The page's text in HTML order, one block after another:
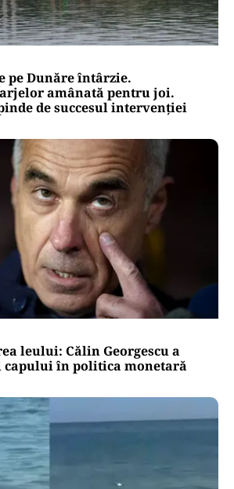
pe Dunăre întârzie.
amânată pentru joi.
de succesul intervenției
leului: Călin Georgescu a
în politica monetară